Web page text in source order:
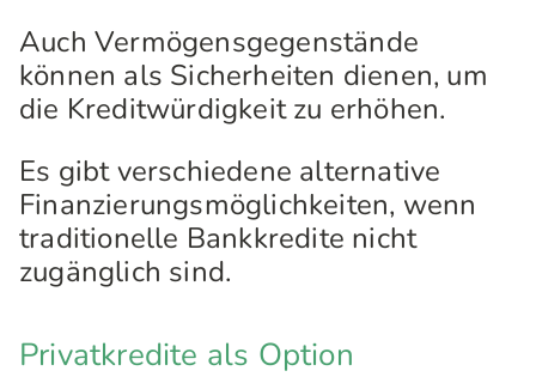
Auch Vermögensgegenstände
können als Sicherheiten dienen, um
die Kreditwürdigkeit zu erhöhen.
Es gibt verschiedene alternative
Finanzierungsmöglichkeiten, wenn
traditionelle Bankkredite nicht
zugänglich sind.
Privatkredite als Option